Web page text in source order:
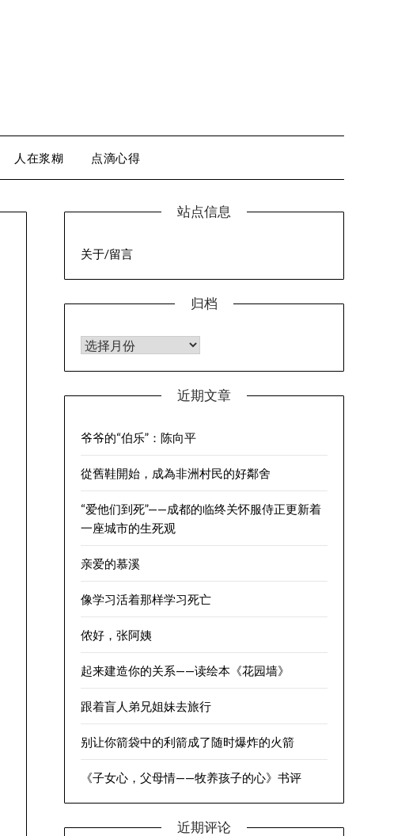
人在浆糊 点滴心得
站点信息
关于/留言
归档
归档
近期文章
爷爷的“伯乐”：陈向平
從舊鞋開始，成為非洲村民的好鄰舍
“爱他们到死”——成都的临终关怀服侍正更新着
一座城市的生死观
亲爱的慕溪
像学习活着那样学习死亡
侬好，张阿姨
起来建造你的关系——读绘本《花园墙》
跟着盲人弟兄姐妹去旅行
别让你箭袋中的利箭成了随时爆炸的火箭
《子女心，父母情——牧养孩子的心》书评
近期评论